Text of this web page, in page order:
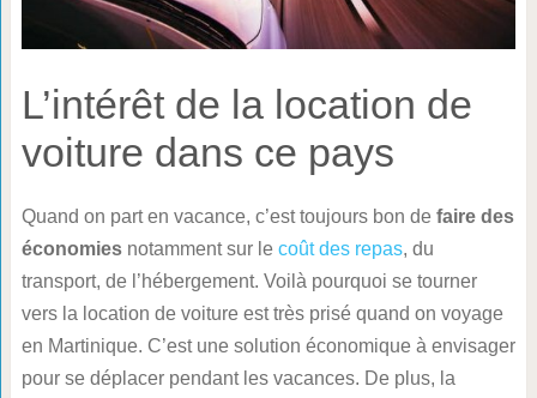
L’intérêt de la location de
voiture dans ce pays
Quand on part en vacance, c’est toujours bon de faire des
économiesnotamment sur le coût des repas, du
transport, de l’hébergement. Voilà pourquoi se tourner
vers la location de voiture est très prisé quand on voyage
en Martinique. C’est une solution économique à envisager
pour se déplacer pendant les vacances. De plus, la